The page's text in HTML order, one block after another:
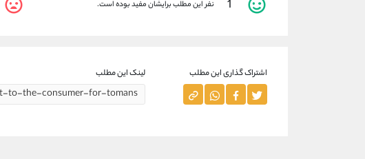
1 نفر این مطلب برایشان مفید بوده است.
اشتراک گذاری این مطلب لینک این مطلب